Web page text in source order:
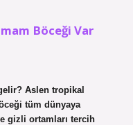
Böceği Var
Aslen tropikal
tüm dünyaya
gizli ortamları tercih